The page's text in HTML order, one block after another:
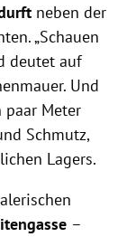
neben der
„Schauen
deutet auf
Und
paar Meter
Schmutz,
Lagers.
–